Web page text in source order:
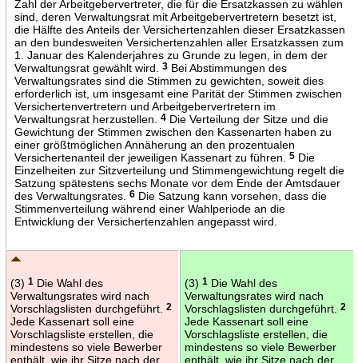
Zahl der Arbeitgebervertreter, die für die Ersatzkassen zu wählen
sind, deren Verwaltungsrat mit Arbeitgebervertretern besetzt ist,
die Hälfte des Anteils der Versichertenzahlen dieser Ersatzkassen
an den bundesweiten Versichertenzahlen aller Ersatzkassen zum
1. Januar des Kalenderjahres zu Grunde zu legen, in dem der
Verwaltungsrat gewählt wird.
3Bei Abstimmungen des
Verwaltungsrates sind die Stimmen zu gewichten, soweit dies
erforderlich ist, um insgesamt eine Parität der Stimmen zwischen
Versichertenvertretern und Arbeitgebervertretern im
Verwaltungsrat herzustellen.
4Die Verteilung der Sitze und die
Gewichtung der Stimmen zwischen den Kassenarten haben zu
einer größtmöglichen Annäherung an den prozentualen
Versichertenanteil der jeweiligen Kassenart zu führen.
5Die
Einzelheiten zur Sitzverteilung und Stimmengewichtung regelt die
Satzung spätestens sechs Monate vor dem Ende der Amtsdauer
des Verwaltungsrates.
6Die Satzung kann vorsehen, dass die
Stimmenverteilung während einer Wahlperiode an die
Entwicklung der Versichertenzahlen angepasst wird.
(3) 1Die Wahl des
Verwaltungsrates wird nach
Vorschlagslisten durchgeführt.
2
Jede Kassenart soll eine
Vorschlagsliste erstellen, die
mindestens so viele Bewerber
enthält, wie ihr Sitze nach der
(3) 1Die Wahl des
Verwaltungsrates wird nach
Vorschlagslisten durchgeführt.
2
Jede Kassenart soll eine
Vorschlagsliste erstellen, die
mindestens so viele Bewerber
enthält, wie ihr Sitze nach der